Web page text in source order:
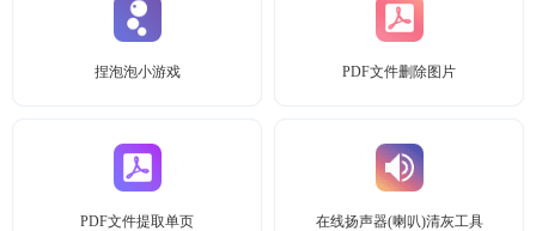
捏泡泡小游戏 PDF文件删除图片
PDF文件提取单页 在线扬声器(喇叭)清灰工具